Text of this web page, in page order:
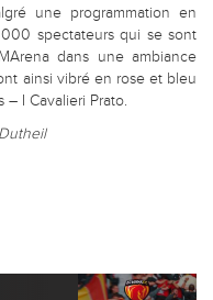
une programmation en
spectateurs qui se sont
dans une ambiance
ainsi vibré en rose et bleu
– I Cavalieri Prato.